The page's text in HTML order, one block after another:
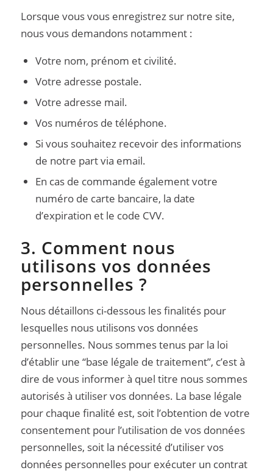
Lorsque vous vous enregistrez sur notre site,
nous vous demandons notamment :
Votre nom, prénom et civilité.
Votre adresse postale.
Votre adresse mail.
Vos numéros de téléphone.
Si vous souhaitez recevoir des informations
de notre part via email.
En cas de commande également votre
numéro de carte bancaire, la date
d’expiration et le code CVV.
3. Comment nous
utilisons vos données
personnelles ?
Nous détaillons ci-dessous les finalités pour
lesquelles nous utilisons vos données
personnelles. Nous sommes tenus par la loi
d’établir une “base légale de traitement”, c’est à
dire de vous informer à quel titre nous sommes
autorisés à utiliser vos données. La base légale
pour chaque finalité est, soit l’obtention de votre
consentement pour l’utilisation de vos données
personnelles, soit la nécessité d’utiliser vos
données personnelles pour exécuter un contrat